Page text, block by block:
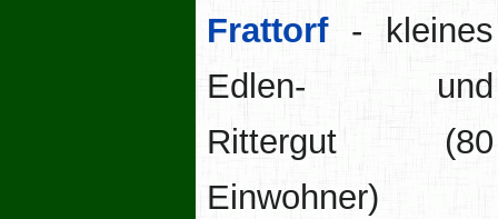
Frattorf- kleines
Edlen- und
Rittergut (80
Einwohner)